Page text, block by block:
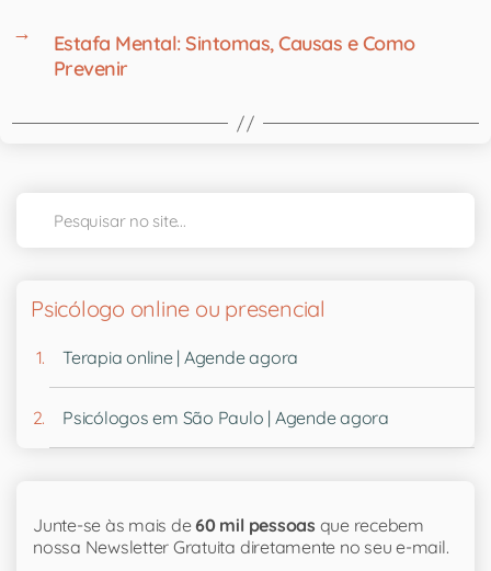
→
Estafa Mental: Sintomas, Causas e Como
Prevenir
Psicólogo online ou presencial
Terapia online | Agende agora
Psicólogos em São Paulo | Agende agora
Junte-se às mais de60 mil pessoas que recebem
nossa Newsletter Gratuita diretamente no seu e-mail.